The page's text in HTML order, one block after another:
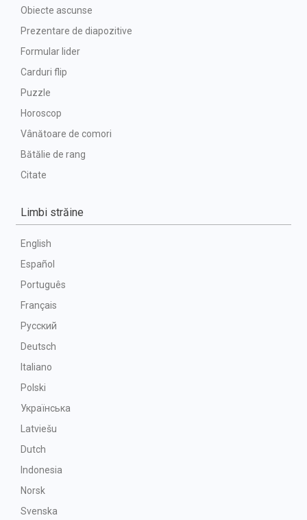
Obiecte ascunse
Prezentare de diapozitive
Formular lider
Carduri flip
Puzzle
Horoscop
Vânătoare de comori
Bătălie de rang
Citate
Limbi străine
English
Español
Português
Français
Русский
Deutsch
Italiano
Polski
Українська
Latviešu
Dutch
Indonesia
Norsk
Svenska